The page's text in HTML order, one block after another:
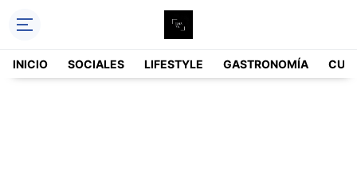
INICIO SOCIALES LIFESTYLE GASTRONOMÍA